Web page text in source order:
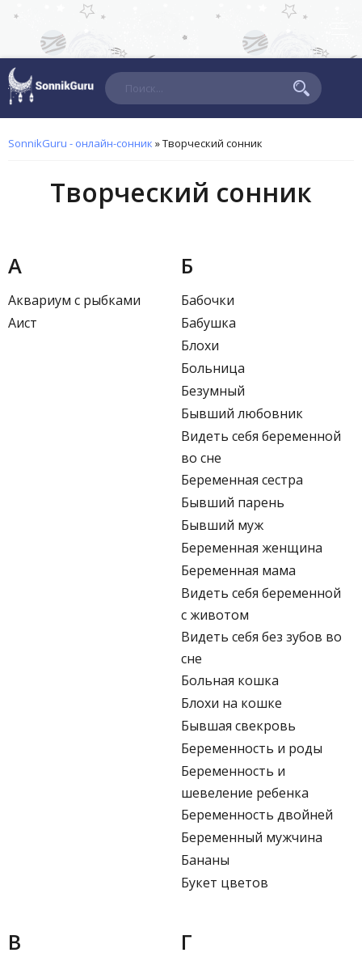
Поиск
SonnikGuru - онлайн-сонник »Творческий сонник
Творческий сонник
А
Аквариум с рыбками
Аист
Б
Бабочки
Бабушка
Блохи
Больница
Безумный
Бывший любовник
Видеть себя беременной
во сне
Беременная сестра
Бывший парень
Бывший муж
Беременная женщина
Беременная мама
Видеть себя беременной
с животом
Видеть себя без зубов во
сне
Больная кошка
Блохи на кошке
Бывшая свекровь
Беременность и роды
Беременность и
шевеление ребенка
Беременность двойней
Беременный мужчина
Бананы
Букет цветов
В Г